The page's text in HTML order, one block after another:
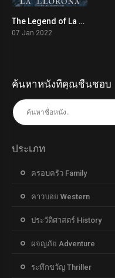
3.1The Legend of La Llorona (2022) พากย์ไทย
07 Jan 2022
ค้นหาหนังที่คุณชื่นชอบ
ประเภท
ครอบครัว Family
คาวบอย Western
ประวัติศาสตร์ History
ผจญภัย Adventure
ระทึกขวัญ Thriller